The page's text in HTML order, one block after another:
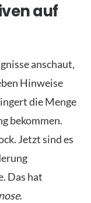
auf
anschaut,
Hinweise
die Menge
bekommen.
Jetzt sind es
Das hat
.